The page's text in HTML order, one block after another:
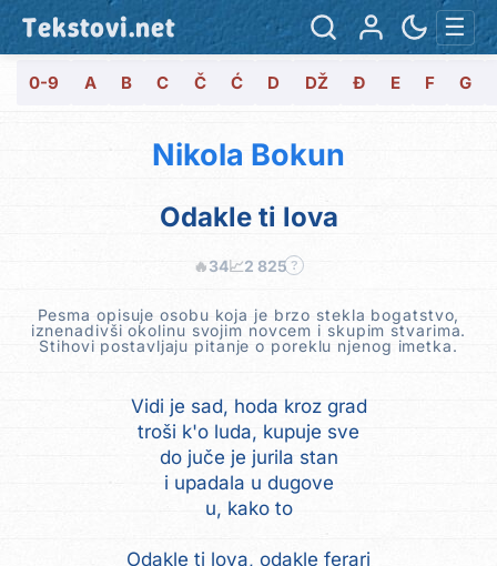
Tekstovi.net ☰
0-9 A B C Č Ć D DŽ Đ E F G
Nikola Bokun
Odakle ti lova
🔥34📈2 825 ?
Pesma opisuje osobu koja je brzo stekla bogatstvo,
iznenadivši okolinu svojim novcem i skupim stvarima.
Stihovi postavljaju pitanje o poreklu njenog imetka.
Vidi je sad, hoda kroz grad
troši k'o luda, kupuje sve
do juče je jurila stan
i upadala u dugove
u, kako to
Odakle ti lova, odakle ferari